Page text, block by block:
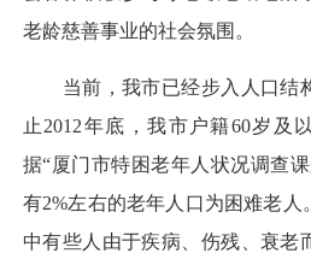
老龄慈善事业的社会氛围。
当前，我市已经步入人口结
止2012年底，我市户籍60岁及
据“厦门市特困老年人状况调查
有2%左右的老年人口为困难老人
中有些人由于疾病、伤残、衰老